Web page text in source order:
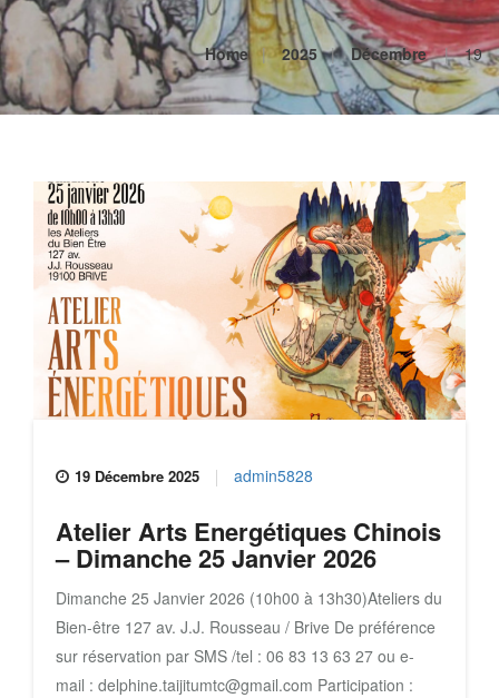
Home 2025 Décembre 19
19 Décembre 2025 admin5828
Atelier Arts Energétiques Chinois
– Dimanche 25 Janvier 2026
Dimanche 25 Janvier 2026 (10h00 à 13h30)Ateliers du
Bien-être 127 av. J.J. Rousseau / Brive De préférence
sur réservation par SMS /tel : 06 83 13 63 27 ou e-
mail : delphine.taijitumtc@gmail.com Participation :